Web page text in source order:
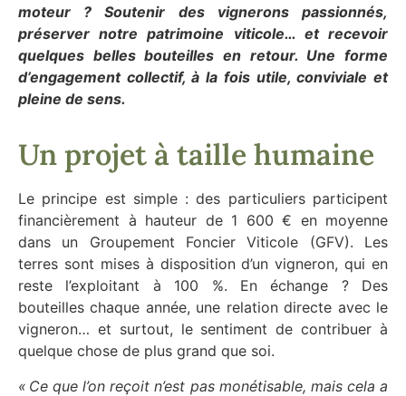
moteur ? Soutenir des vignerons passionnés,
préserver notre patrimoine viticole… et recevoir
quelques belles bouteilles en retour. Une forme
d’engagement collectif, à la fois utile, conviviale et
pleine de sens.
Un projet à taille humaine
Le principe est simple : des particuliers participent
financièrement à hauteur de 1 600 € en moyenne
dans un Groupement Foncier Viticole (GFV). Les
terres sont mises à disposition d’un vigneron, qui en
reste l’exploitant à 100 %. En échange ? Des
bouteilles chaque année, une relation directe avec le
vigneron… et surtout, le sentiment de contribuer à
quelque chose de plus grand que soi.
« Ce que l’on reçoit n’est pas monétisable, mais cela a